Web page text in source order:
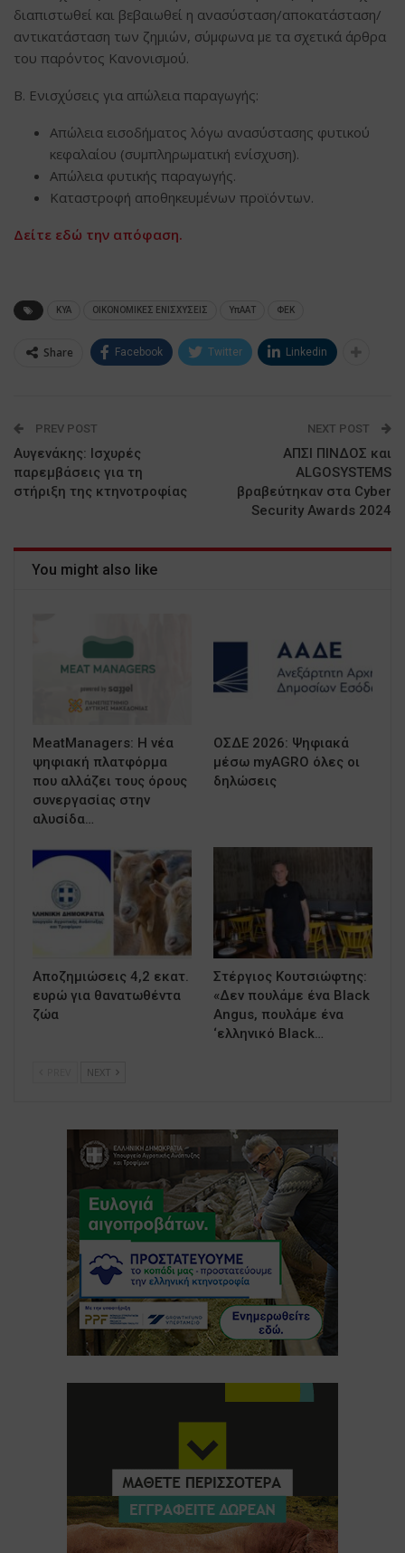
διαπιστωθεί και βεβαιωθεί η ανασύσταση/αποκατάσταση/
αντικατάσταση των ζημιών, σύμφωνα με τα σχετικά άρθρα
του παρόντος Κανονισμού.
Β. Ενισχύσεις για απώλεια παραγωγής:
Απώλεια εισοδήματος λόγω ανασύστασης φυτικού
κεφαλαίου (συμπληρωματική ενίσχυση).
Απώλεια φυτικής παραγωγής.
Καταστροφή αποθηκευμένων προϊόντων.
Δείτε εδώ την απόφαση.
ΚΥΑ ΟΙΚΟΝΟΜΙΚΕΣ ΕΝΙΣΧΥΣΕΙΣ ΥπΑΑΤ ΦΕΚ
Share Facebook Twitter Linkedin
PREV POST
Αυγενάκης: Ισχυρές
παρεμβάσεις για τη
στήριξη της κτηνοτροφίας
NEXT POST
ΑΠΣΙ ΠΙΝΔΟΣ και
ALGOSYSTEMS
βραβεύτηκαν στα Cyber
Security Αwards 2024
You might also like
MeatManagers: Η νέα
ψηφιακή πλατφόρμα
που αλλάζει τους όρους
συνεργασίας στην
αλυσίδα…
ΟΣΔΕ 2026: Ψηφιακά
μέσω myAGRO όλες οι
δηλώσεις
Αποζημιώσεις 4,2 εκατ.
ευρώ για θανατωθέντα
ζώα
Στέργιος Κουτσιώφτης:
«Δεν πουλάμε ένα Black
Angus, πουλάμε ένα
‘ελληνικό Black…
NEXT